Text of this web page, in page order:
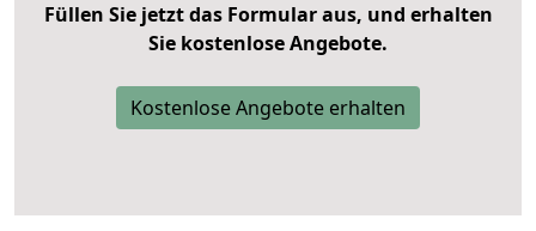
Füllen Sie jetzt das Formular aus, und erhalten
Sie kostenlose Angebote.
Kostenlose Angebote erhalten